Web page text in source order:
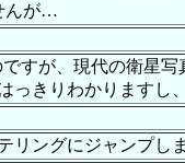
んが…
すが、現代の衛星写
きりわかりますし
リングにジャンプし